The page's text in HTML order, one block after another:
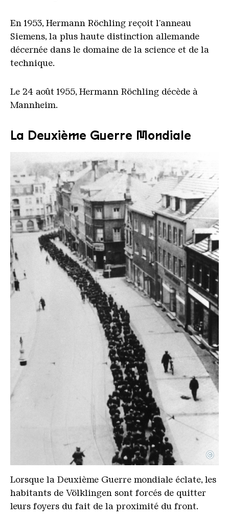
En 1953, Hermann Röchling reçoit l'anneau
Siemens, la plus haute distinction allemande
décernée dans le domaine de la science et de la
technique.
Le 24 août 1955, Hermann Röchling décède à
Mannheim.
La Deuxième Guerre Mondiale
Franzoesische Kriegsgefangene in VK
Copyright: BUndesarchiv Koblenz
©
Lorsque la Deuxième Guerre mondiale éclate, les
habitants de Völklingen sont forcés de quitter
leurs foyers du fait de la proximité du front.